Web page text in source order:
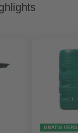
GRATIS